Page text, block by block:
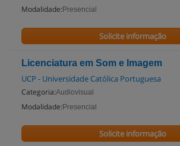
Modalidade: Presencial
Solicite informação
Licenciatura em Som e Imagem
UCP - Universidade Católica Portuguesa
Categoria:Audiovisual
Modalidade: Presencial
Solicite informação